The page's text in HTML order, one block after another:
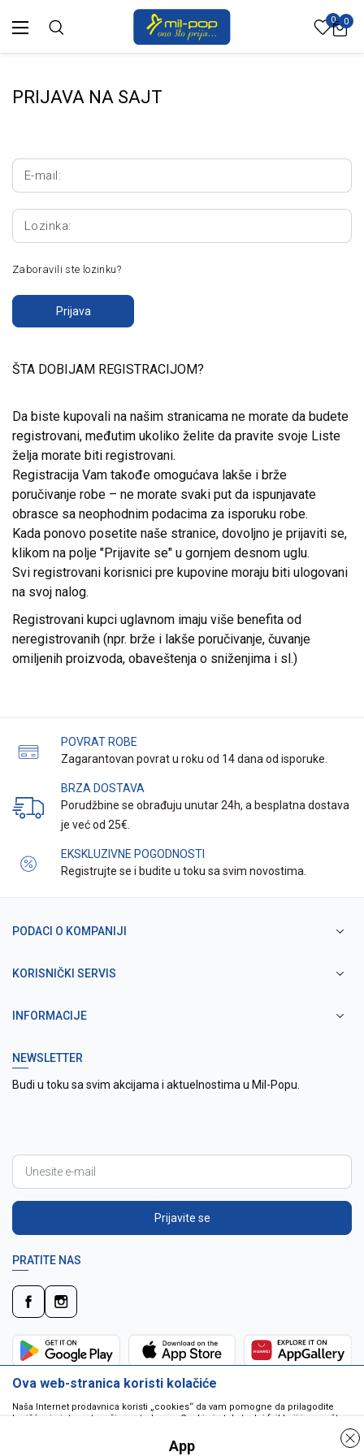
0 0
PRIJAVA NA SAJT
E-mail:
Lozinka:
Zaboravili ste lozinku?
Prijava
ŠTA DOBIJAM REGISTRACIJOM?
Da biste kupovali na našim stranicama ne morate da budete
registrovani, međutim ukoliko želite da pravite svoje Liste
želja morate biti registrovani.
Registracija Vam takođe omogućava lakše i brže
poručivanje robe – ne morate svaki put da ispunjavate
obrasce sa neophodnim podacima za isporuku robe.
Kada ponovo posetite naše stranice, dovoljno je prijaviti se,
klikom na polje "Prijavite se" u gornjem desnom uglu.
Svi registrovani korisnici pre kupovine moraju biti ulogovani
na svoj nalog.
Registrovani kupci uglavnom imaju više benefita od
neregistrovanih (npr. brže i lakše poručivanje, čuvanje
omiljenih proizvoda, obaveštenja o sniženjima i sl.)
POVRAT ROBE
Zagarantovan povrat u roku od 14 dana od isporuke.
BRZA DOSTAVA
Porudžbine se obrađuju unutar 24h, a besplatna dostava
je već od 25€.
EKSKLUZIVNE POGODNOSTI
Registrujte se i budite u toku sa svim novostima.
PODACI O KOMPANIJI
KORISNIČKI SERVIS
INFORMACIJE
NEWSLETTER
Budi u toku sa svim akcijama i aktuelnostima u Mil-Popu.
Prijavite se
PRATITE NAS
Ova web-stranica koristi kolačiće
Naša Internet prodavnica koristi „cookies“ da vam pomogne da prilagodite
korišćenje interneta vašim potrebama. Cookie je tekstualni fajl koji je smešten
da pokrenu program ili da isporuče virus vašem računaru. Cookie-i su
jedinstveno dodeljeni vama, i jedino mogu biti pročitani od strane web servera
App